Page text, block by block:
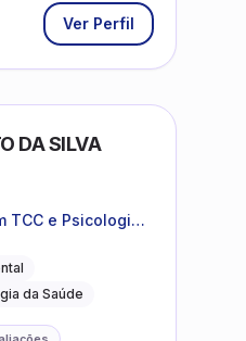
Ver Perfil
DA SILVA
TCC e Psicologia
da Saúde